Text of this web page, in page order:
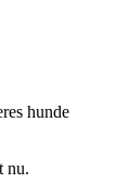
hunde
nu.